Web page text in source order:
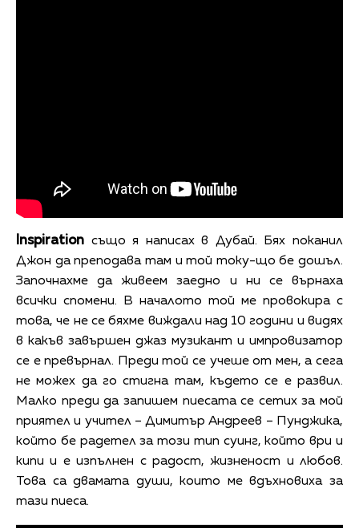
Inspiration също я написах в Дубай. Бях поканил
Джон да преподава там и той току-що бе дошъл.
Започнахме да живеем заедно и ни се върнаха
всички спомени. В началото той ме провокира с
това, че не се бяхме виждали над 10 години и видях
в какъв завършен джаз музикант и импровизатор
се е превърнал. Преди той се учеше от мен, а сега
не можех да го стигна там, където се е развил.
Малко преди да запишем пиесата се сетих за мой
приятел и учител – Димитър Андреев – Пунджика,
който бе радетел за този тип суинг, който ври и
кипи и е изпълнен с радост, жизненост и любов.
Това са двамата души, които ме вдъхновиха за
тази пиеса.